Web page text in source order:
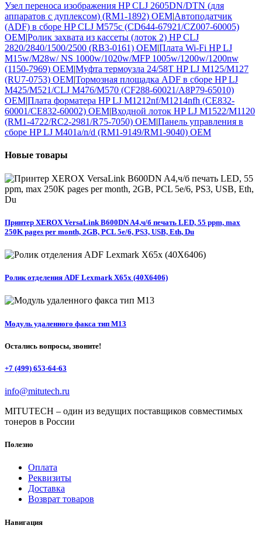
Узел переноса изображения HP CLJ 2605DN/DTN (для
аппаратов с дуплексом) (RM1-1892) OEM|Автоподатчик
(ADF) в сборе HP CLJ M575c (CD644-67921/CZ007-60005)
OEM|Ролик захвата из кассеты (лоток 2) HP CLJ
2820/2840/1500/2500 (RB3-0161) OEM|Плата Wi-Fi HP LJ
M15w/M28w/ NS 1000w/1020w/MFP 1005w/1200w/1200nw
(1150-7969) OEM|Муфта термоузла 24/58T HP LJ M125/M127
(RU7-0753) OEM|Тормозная площадка ADF в сборе HP LJ
M425/M521/CLJ M476/M570 (CF288-60021/A8P79-65010)
OEM|Плата форматера HP LJ M1212nf/M1214nfh (CE832-
60001/CE832-60002) OEM|Входной лоток HP LJ M1522/M1120
(RM1-4722/RC2-2981/R75-7050) OEM|Панель управления в
сборе HP LJ M401a/n/d (RM1-9149/RM1-9040) OEM
Новые товары
Принтер XEROX VersaLink B600DN A4,ч/б печать LED, 55 ppm, max
250K pages per month, 2GB, PCL 5e/6, PS3, USB, Eth, Du
Ролик отделения ADF Lexmark X65x (40X6406)
Модуль удаленного факса тип M13
Остались вопросы, звоните!
+7 (499) 653-64-63
info@mitutech.ru
MITUTECH – один из ведущих поставщиков совместимых
тонеров в России
Полезно
Оплата
Реквизиты
Доставка
Возврат товаров
Навигация